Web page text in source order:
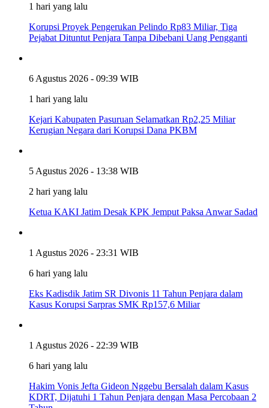
1 hari yang lalu
Korupsi Proyek Pengerukan Pelindo Rp83 Miliar, Tiga
Pejabat Dituntut Penjara Tanpa Dibebani Uang Pengganti
6 Agustus 2026 - 09:39 WIB
1 hari yang lalu
Kejari Kabupaten Pasuruan Selamatkan Rp2,25 Miliar
Kerugian Negara dari Korupsi Dana PKBM
5 Agustus 2026 - 13:38 WIB
2 hari yang lalu
Ketua KAKI Jatim Desak KPK Jemput Paksa Anwar Sadad
1 Agustus 2026 - 23:31 WIB
6 hari yang lalu
Eks Kadisdik Jatim SR Divonis 11 Tahun Penjara dalam
Kasus Korupsi Sarpras SMK Rp157,6 Miliar
1 Agustus 2026 - 22:39 WIB
6 hari yang lalu
Hakim Vonis Jefta Gideon Nggebu Bersalah dalam Kasus
KDRT, Dijatuhi 1 Tahun Penjara dengan Masa Percobaan 2